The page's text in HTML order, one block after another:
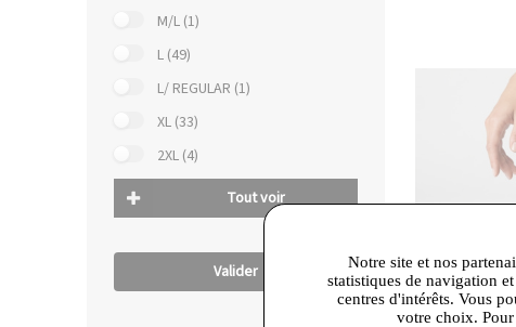
M/L (1)
L (49)
L/ REGULAR (1)
XL (33)
2XL (4)
Tout voir
Valider
Notre site et nos
statistiques de navigation
centres d'intérêts. Vous
votre choix.